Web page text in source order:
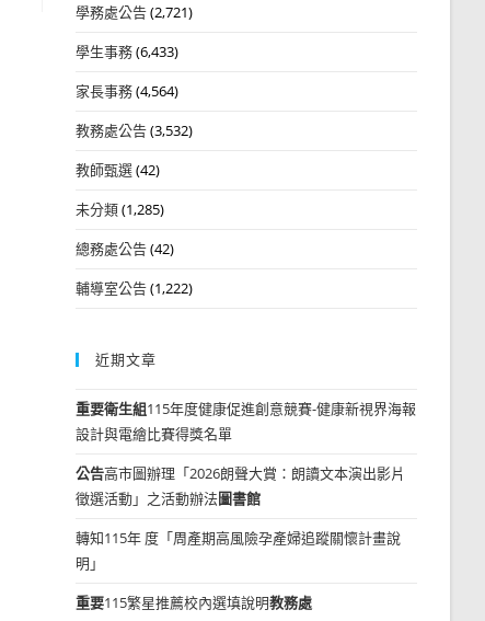
學務處公告(2,721)
學生事務(6,433)
家長事務(4,564)
教務處公告(3,532)
教師甄選(42)
未分類(1,285)
總務處公告(42)
輔導室公告(1,222)
近期文章
重要衛生組115年度健康促進創意競賽-健康新視界海報
設計與電繪比賽得獎名單
公告高市圖辦理「2026朗聲大賞：朗讀文本演出影片
徵選活動」之活動辦法圖書館
轉知115年 度「周產期高風險孕產婦追蹤關懷計畫說
明」
重要115繁星推薦校內選填說明教務處